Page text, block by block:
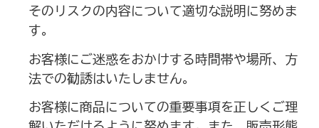
そのリスクの内容について適切な説明に努めま
す。
お客様にご迷惑をおかけする時間帯や場所、方
法での勧誘はいたしません。
お客様に商品についての重要事項を正しくご理